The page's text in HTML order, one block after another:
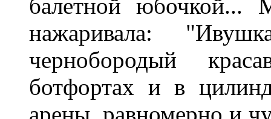
балетной юбочкой...
нажаривала:
чернобородый
ботфортах и в
арены, равномерно и